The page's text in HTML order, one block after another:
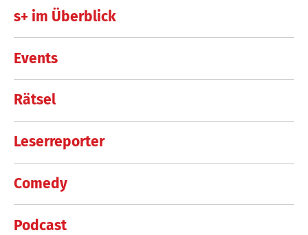
s+ im Überblick
Events
Rätsel
Leserreporter
Comedy
Podcast